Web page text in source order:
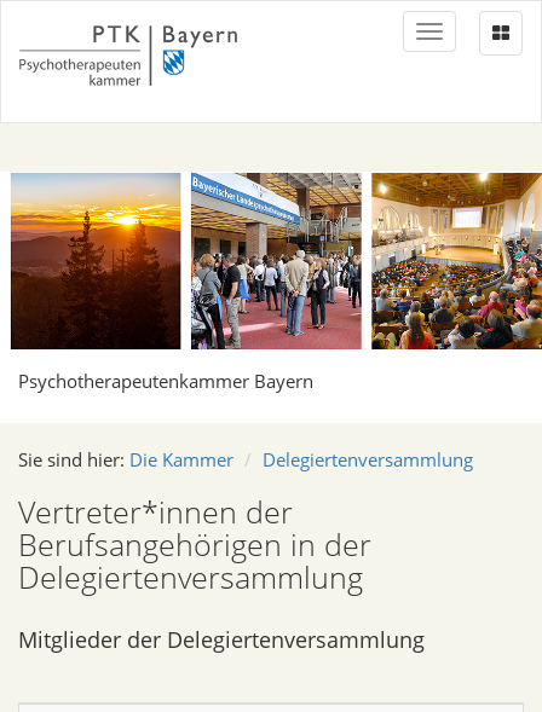
Toggle
navigation
Psychotherapeutenkammer Bayern
Sie sind hier: Die Kammer Delegiertenversammlung
Vertreter*innen der
Berufsangehörigen in der
Delegiertenversammlung
Mitglieder der Delegiertenversammlung